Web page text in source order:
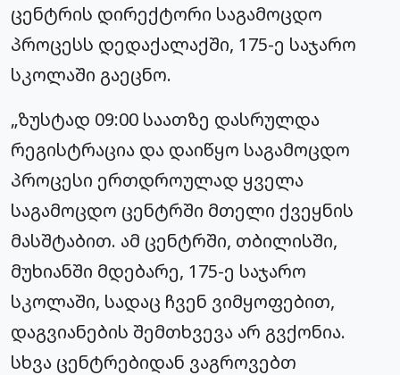
ცენტრის დირექტორი საგამოცდო
პროცესს დედაქალაქში, 175-ე საჯარო
სკოლაში გაეცნო.
„ზუსტად 09:00 საათზე დასრულდა
რეგისტრაცია და დაიწყო საგამოცდო
პროცესი ერთდროულად ყველა
საგამოცდო ცენტრში მთელი ქვეყნის
მასშტაბით. ამ ცენტრში, თბილისში,
მუხიანში მდებარე, 175-ე საჯარო
სკოლაში, სადაც ჩვენ ვიმყოფებით,
დაგვიანების შემთხვევა არ გვქონია.
სხვა ცენტრებიდან ვაგროვებთ